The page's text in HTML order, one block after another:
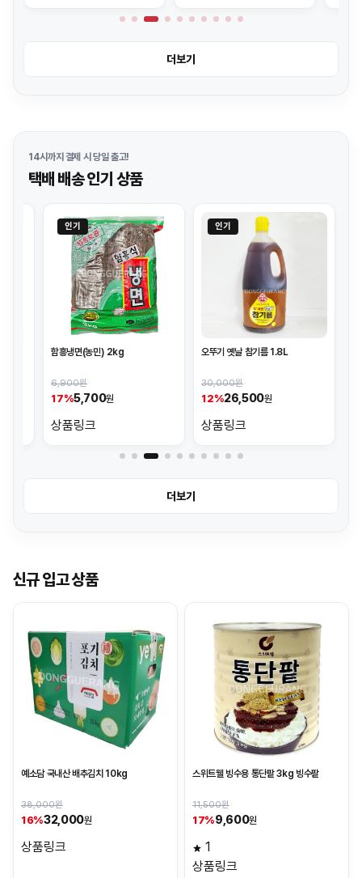
더보기
14시까지 결제 시 당일 출고!
택배 배송 인기 상품
함흥냉면(농민) 2kg
6,900원
17%5,700원
상품링크
오뚜기 옛날 참기름 1.8L
30,000원
12%26,500원
상품링크
더보기
신규 입고 상품
예소담 국내산 배추김치 10kg
38,000원
16%32,000원
상품링크
스위트웰 빙수용 통단팥 3kg 빙수팥
11,500원
17%9,600원
1
상품링크